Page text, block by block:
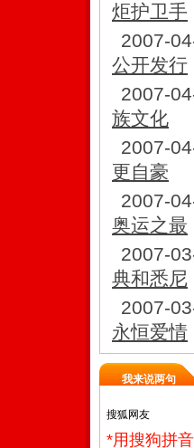
炬护卫手
2007-
公开发行
2007-
族文化
2007-
更自豪
2007-
奥运之最
2007-
典和悉尼
2007-
永恒爱情
我来说两句
*用搜狗拼